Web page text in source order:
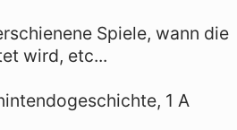
Spiele, wann die
wird, etc...
1 A